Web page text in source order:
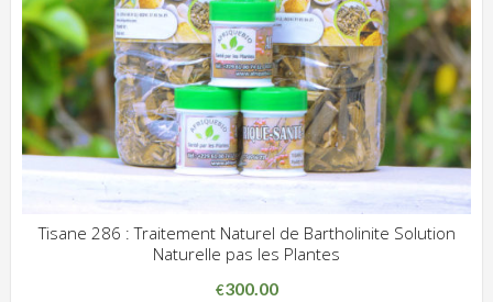
Tisane 286 : Traitement Naturel de Bartholinite Solution
Naturelle pas les Plantes
€300.00